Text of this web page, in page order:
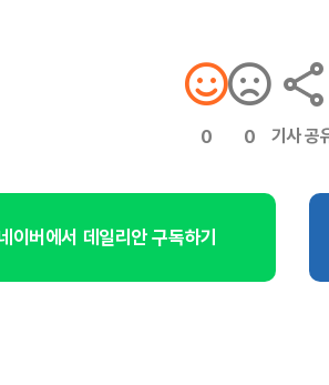
0 0 기사 공
이버에서 데일리안 구독하기